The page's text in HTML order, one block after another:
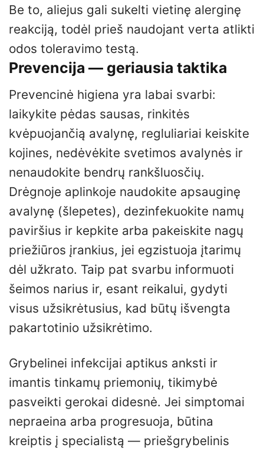
Be to, aliejus gali sukelti vietinę alerginę
reakciją, todėl prieš naudojant verta atlikti
odos toleravimo testą.
Prevencija — geriausia taktika
Prevencinė higiena yra labai svarbi:
laikykite pėdas sausas, rinkitės
kvėpuojančią avalynę, regluliariai keiskite
kojines, nedėvėkite svetimos avalynės ir
nenaudokite bendrų rankšluosčių.
Drėgnoje aplinkoje naudokite apsauginę
avalynę (šlepetes), dezinfekuokite namų
paviršius ir kepkite arba pakeiskite nagų
priežiūros įrankius, jei egzistuoja įtarimų
dėl užkrato. Taip pat svarbu informuoti
šeimos narius ir, esant reikalui, gydyti
visus užsikrėtusius, kad būtų išvengta
pakartotinio užsikrėtimo.
Grybelinei infekcijai aptikus anksti ir
imantis tinkamų priemonių, tikimybė
pasveikti gerokai didesnė. Jei simptomai
nepraeina arba progresuoja, būtina
kreiptis į specialistą — priešgrybelinis